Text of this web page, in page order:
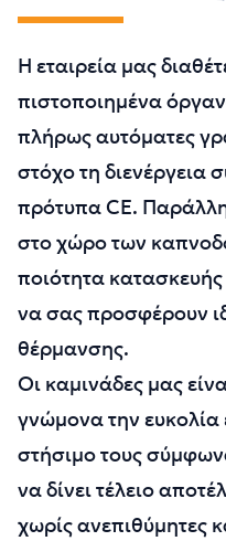
Η εταιρεία μας
πιστοποιημένα
πλήρως αυτόματες
στόχο τη διενέργεια
πρότυπα CE.
στο χώρο των
ποιότητα
να σας προσφέρουν
θέρμανσης.
Οι καμινάδες μας
γνώμονα την
στήσιμο τους
να δίνει τέλειο
χωρίς ανεπιθύμητες